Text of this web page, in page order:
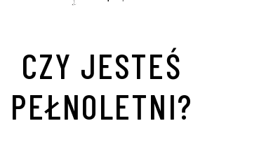
CZY JESTEŚ
PEŁNOLETNI?
PODOBNE PRODUKTY